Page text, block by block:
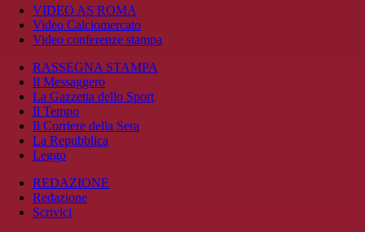
VIDEO AS ROMA
Video Calciomercato
Video conferenze stampa
RASSEGNA STAMPA
Il Messaggero
La Gazzetta dello Sport
Il Tempo
Il Corriere della Sera
La Repubblica
Leggo
REDAZIONE
Redazione
Scrivici